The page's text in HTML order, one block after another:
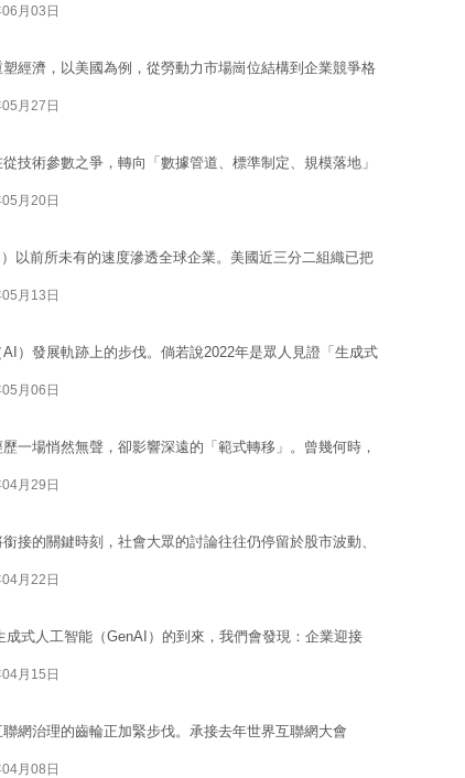
月03日
經濟，以美國為例，從勞動力市場崗位結構到企業競爭格
月27日
技術參數之爭，轉向「數據管道、標準制定、規模落地」
月20日
以前所未有的速度滲透全球企業。美國近三分二組織已把
月13日
）發展軌跡上的步伐。倘若說2022年是眾人見證「生成式
月06日
一場悄然無聲，卻影響深遠的「範式轉移」。曾幾何時，
月29日
接的關鍵時刻，社會大眾的討論往往仍停留於股市波動、
月22日
式人工智能（GenAI）的到來，我們會發現：企業迎接
月15日
網治理的齒輪正加緊步伐。承接去年世界互聯網大會
月08日